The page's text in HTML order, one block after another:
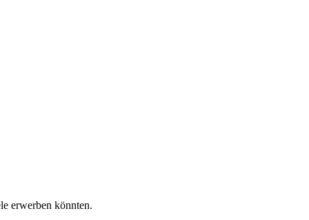
erwerben könnten.